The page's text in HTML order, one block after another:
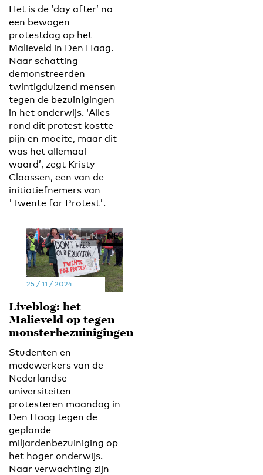
Het is de ‘day after’ na
een bewogen
protestdag op het
Malieveld in Den Haag.
Naar schatting
demonstreerden
twintigduizend mensen
tegen de bezuinigingen
in het onderwijs. ‘Alles
rond dit protest kostte
pijn en moeite, maar dit
was het allemaal
waard’, zegt Kristy
Claassen, een van de
initiatiefnemers van
'Twente for Protest'.
EN NL
25 / 11 / 2024
Liveblog: het
Malieveld op tegen
monsterbezuinigingen
Studenten en
medewerkers van de
Nederlandse
universiteiten
protesteren maandag in
Den Haag tegen de
geplande
miljardenbezuiniging op
het hoger onderwijs.
Naar verwachting zijn